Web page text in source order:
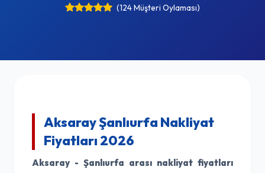
(124 Müşteri Oylaması)
Aksaray Şanlıurfa Nakliyat
Fiyatları 2026
Aksaray - Şanlıurfa arası nakliyat fiyatları